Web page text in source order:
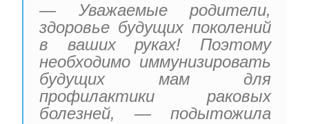
— Уважаемые родители,
здоровье будущих поколений
в ваших руках! Поэтому
необходимо иммунизировать
будущих мам для
профилактики раковых
болезней, — подытожила